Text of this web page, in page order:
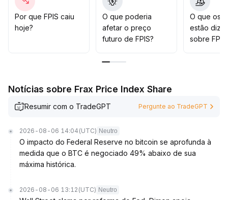
rigorosamente e utilizando opções para hedge de
riscos macroeconômicos .
É importante monitorar de perto a profundidade das
negociações dos principais contratos e a concentração
causados por diferenciação na estrutura de liquidez
Por que FPIS caiu
hoje?
O que poderia
afetar o preço
futuro de FPIS?
O que os
estão
sobre
Notícias sobre Frax Price Index Share
Resumir com o TradeGPT Pergunte ao TradeGPT
2026-08-06 14:04 (UTC) Neutro
O impacto do Federal Reserve no bitcoin se aprofunda à
medida que o BTC é negociado 49% abaixo de sua
máxima histórica.
2026-08-06 13:12 (UTC) Neutro